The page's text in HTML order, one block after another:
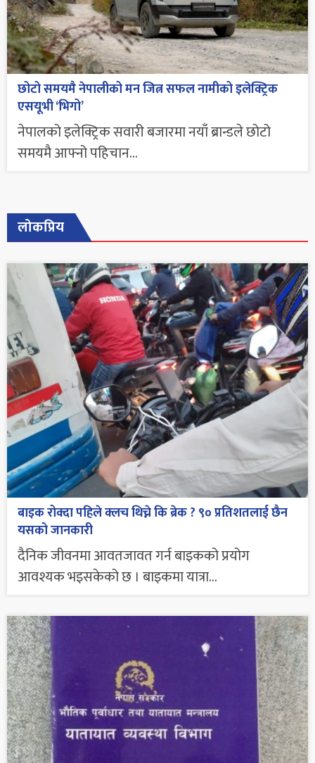
छोटो समयमै नेपालीको मन जित्न सफल नामीको इलेक्ट्रिक
एसयूभी ‘भिगो’
नेपालको इलेक्ट्रिक सवारी बजारमा नयाँ ब्रान्डले छोटो
समयमै आफ्नो पहिचान...
लोकप्रिय
बाइक रोक्दा पहिले क्लच थिच्ने कि ब्रेक ? ९० प्रतिशतलाई छैन
यसको जानकारी
दैनिक जीवनमा आवतजावत गर्न बाइकको प्रयोग
आवश्यक भइसकेको छ । बाइकमा यात्रा...